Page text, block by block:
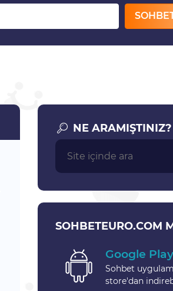
NE ARAMIŞTINIZ?
SOHBETEURO.COM
Google
Sohbet
store'dan